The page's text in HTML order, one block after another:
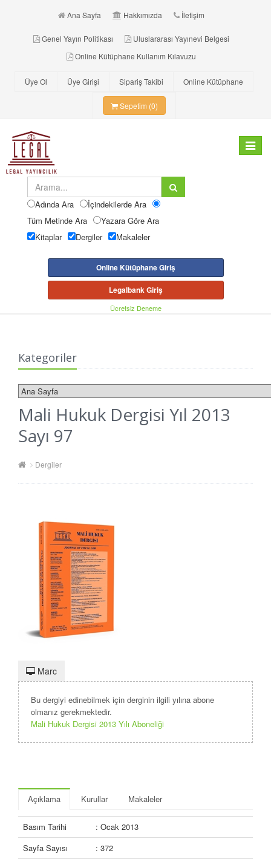
Ana Sayfa Hakkımızda İletişim
Genel Yayın Politikası
Uluslararası Yayınevi Belgesi
Online Kütüphane Kullanım Kılavuzu
Üye Ol Üye Girişi Sipariş Takibi Online Kütüphane
Sepetim (0)
Toggle
Adında Ara
İçindekilerde Ara
Tüm Metinde Ara
Yazara Göre Ara
Kitaplar
Dergiler Makaleler
Online Kütüphane Giriş
Legalbank Giriş
Ücretsiz Deneme
Kategoriler
Mali Hukuk Dergisi Yıl 2013
Sayı 97
Dergiler
Marc
Bu dergiyi edinebilmek için derginin ilgili yılına abone
olmanız gerekmektedir.
Mali Hukuk Dergisi 2013 Yılı Aboneliği
Açıklama Kurullar Makaleler
Basım Tarihi
: Ocak 2013
Sayfa Sayısı
: 372